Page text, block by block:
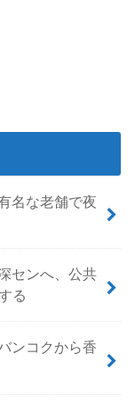
名な老舗で夜
センへ、公共
る
ンコクから香